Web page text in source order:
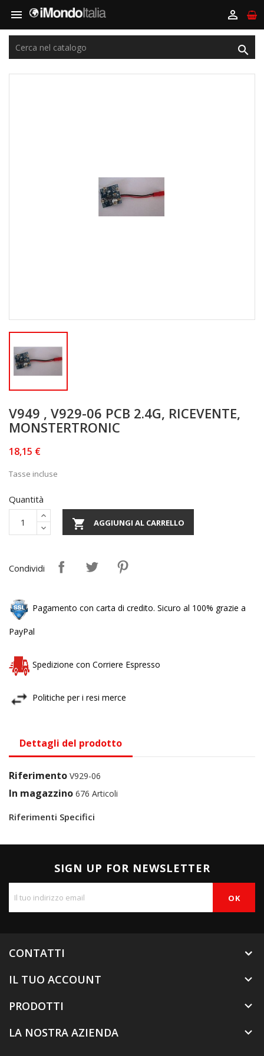
 

V949 , V929-06 PCB 2.4G, RICEVENTE,
MONSTERTRONIC
18,15 €
Tasse incluse
Quantità
 AGGIUNGI AL CARRELLO
Condividi
Pagamento con carta di credito. Sicuro al 100% grazie a
PayPal
Spedizione con Corriere Espresso
Politiche per i resi merce
Dettagli del prodotto
Riferimento V929-06
In magazzino 676 Articoli
Riferimenti Specifici
SIGN UP FOR NEWSLETTER
CONTATTI
IL TUO ACCOUNT

PRODOTTI 
LA NOSTRA AZIENDA 